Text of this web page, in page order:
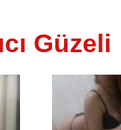
Güzeli